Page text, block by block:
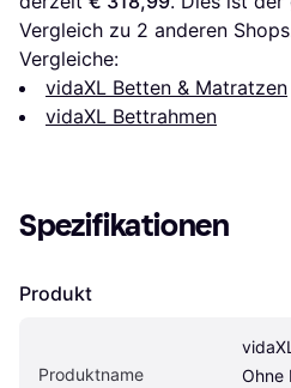
Vergleich zu 2 anderen
Vergleiche:
vidaXL Betten & Matratzen
vidaXL Bettrahmen
Spezifikationen
Produkt
Produktname
Ohne